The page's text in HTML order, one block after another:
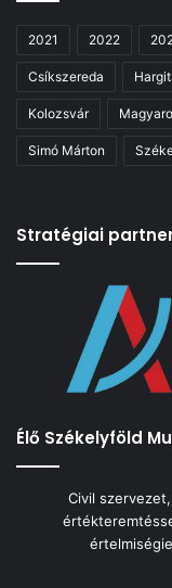
2021 2022
Csíkszereda
Kolozsvár
Simó Márton
Stratégiai
Élő Székelyföld
Civil